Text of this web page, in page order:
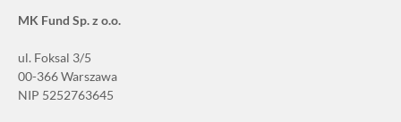
MK Fund Sp. z o.o.
ul. Foksal 3/5
00-366 Warszawa
NIP 5252763645